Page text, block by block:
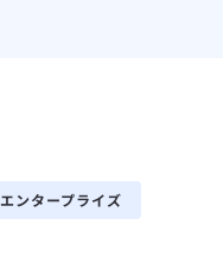
エンタープライズ